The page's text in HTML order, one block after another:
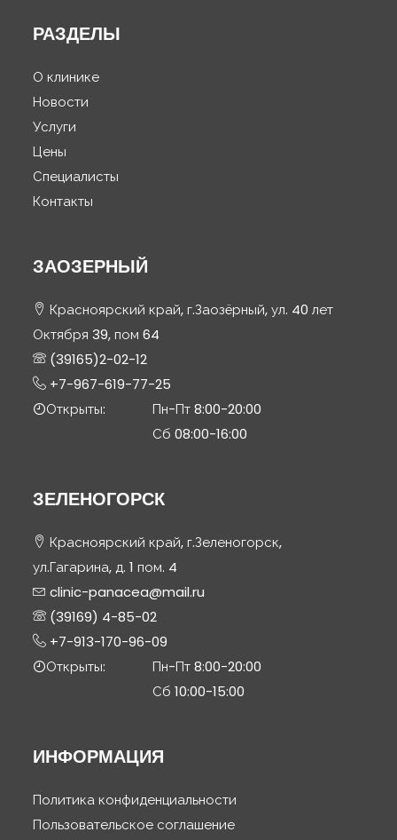
РАЗДЕЛЫ
О клинике
Новости
Услуги
Цены
Специалисты
Контакты
ЗАОЗЕРНЫЙ
Красноярский край, г.Заозёрный, ул. 40 лет
Октября 39, пом 64
(39165)2-02-12
+7-967-619-77-25
Открыты:
Пн-Пт 8:00-20:00
Сб 08:00-16:00
ЗЕЛЕНОГОРСК
Красноярский край, г.Зеленогорск,
ул.Гагарина, д. 1 пом. 4
clinic-panacea@mail.ru
(39169) 4-85-02
+7-913-170-96-09
Открыты:
Пн-Пт 8:00-20:00
Сб 10:00-15:00
ИНФОРМАЦИЯ
Политика конфиденциальности
Пользовательское соглашение